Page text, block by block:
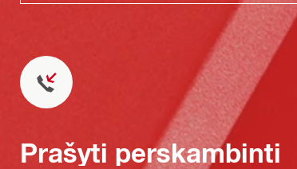
Prašyti perskambinti